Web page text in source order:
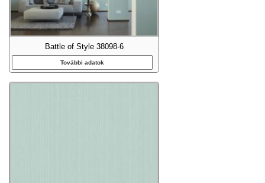
Battle of Style 38098-6
További adatok